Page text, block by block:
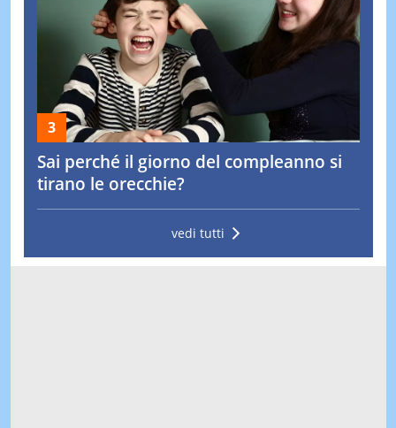
Sai perché il giorno del compleanno si
tirano le orecchie?
vedi tutti